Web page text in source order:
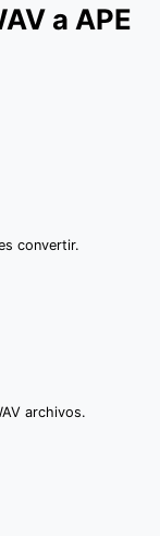
a APE
convertir.
archivos.